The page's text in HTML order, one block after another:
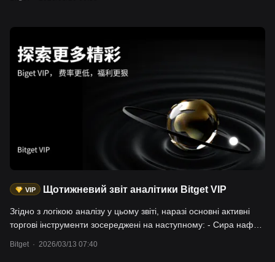
IEA назвала це "найбільшим в історії перебоєм поставок"; -
Фондові ринки США під тиском: NAS100 -2,4%, US2000 -2,9%;
- Дорогоцінні метали скоригувалися: золото -3,2%, срібло
-8,7%. - Крипторинок проявив стійкість на фоні хвилі
уникнення ризиків: btc +2,0%, eth +2,8%, і за даними про
потоки коштів та ринкову капіталізацію стейблкоїнів не
спостерігається системного відтоку капіталу. Користувачі
можуть торгувати цими активами на спотовому та
ф'ючерсному ринку криптоіндустрії, через Bitget CFD,
акціонерні та криптовалютні ф'ючерси тощо.
VIP Щотижневий звіт аналітики Bitget VIP
Згідно з логікою аналізу у цьому звіті, наразі основні активні
торгові інструменти зосереджені на наступному: - Сира нафта:
Bitget · 2026/03/13 07:40